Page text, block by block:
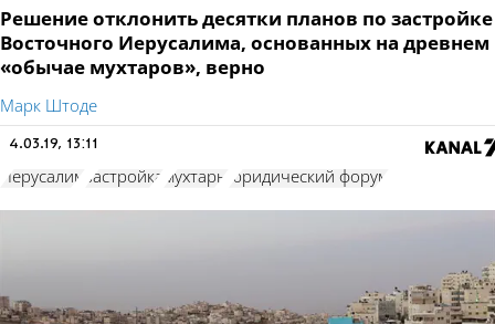
Решение отклонить десятки планов по застройке
Восточного Иерусалима, основанных на древнем
«обычае мухтаров», верно
Марк Штоде
4.03.19, 13:11
Иерусалим застройка мухтары юридический форум